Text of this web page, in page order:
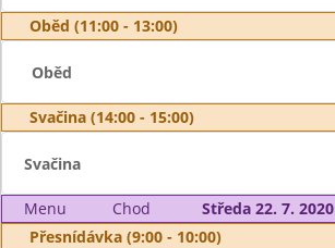
Oběd (11:00 - 13:00)
Oběd
Svačina (14:00 - 15:00)
Svačina
Menu Chod
Středa 22. 7. 2020
Přesnídávka (9:00 - 10:00)